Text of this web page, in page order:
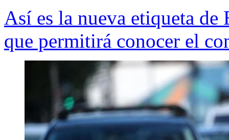
Así es la nueva etiqueta
que permitirá conocer el